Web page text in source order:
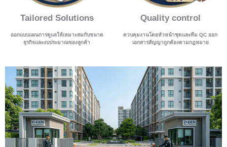
Tailored Solutions
ออกแบบแผนการดูแลให้เหมาะสมกับขนาด
ธุรกิจและงบประมาณของลูกค้า
Quality control
ควบคุมงานโดยหัวหน้าชุดและทีม QC ออก
เอกสารสัญญาถูกต้องตามกฎหมาย